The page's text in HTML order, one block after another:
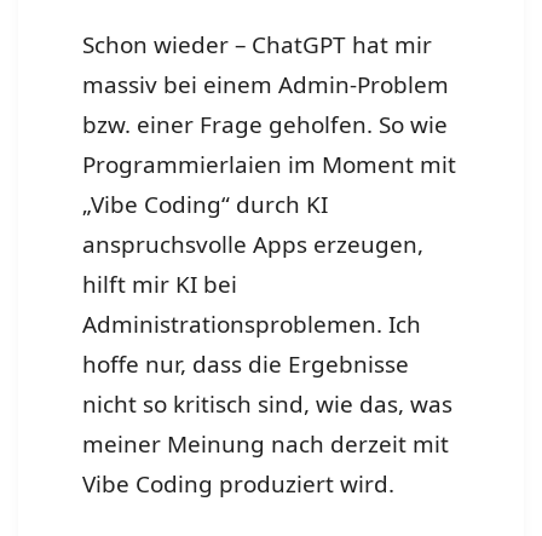
Schon wieder – ChatGPT hat mir
massiv bei einem Admin-Problem
bzw. einer Frage geholfen. So wie
Programmierlaien im Moment mit
„Vibe Coding“ durch KI
anspruchsvolle Apps erzeugen,
hilft mir KI bei
Administrationsproblemen. Ich
hoffe nur, dass die Ergebnisse
nicht so kritisch sind, wie das, was
meiner Meinung nach derzeit mit
Vibe Coding produziert wird.